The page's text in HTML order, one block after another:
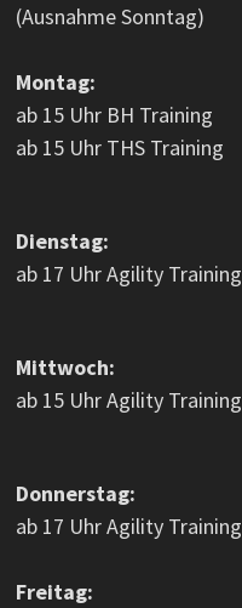
(Ausnahme Sonntag)
Montag:
ab 15 Uhr BH Training
ab 15 Uhr THS Training
Dienstag:
ab 17 Uhr Agility Training
Mittwoch:
ab 15 Uhr Agility Training
Donnerstag:
ab 17 Uhr Agility Training
Freitag: